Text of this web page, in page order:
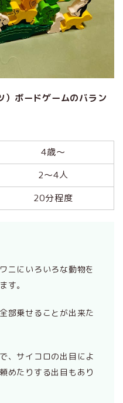
）ボードゲームのバラン
4歳～
2～4人
20分程度
ニにいろいろな動物を
す。
部乗せることが出来た
、サイコロの出目によ
めたりする出目もあり